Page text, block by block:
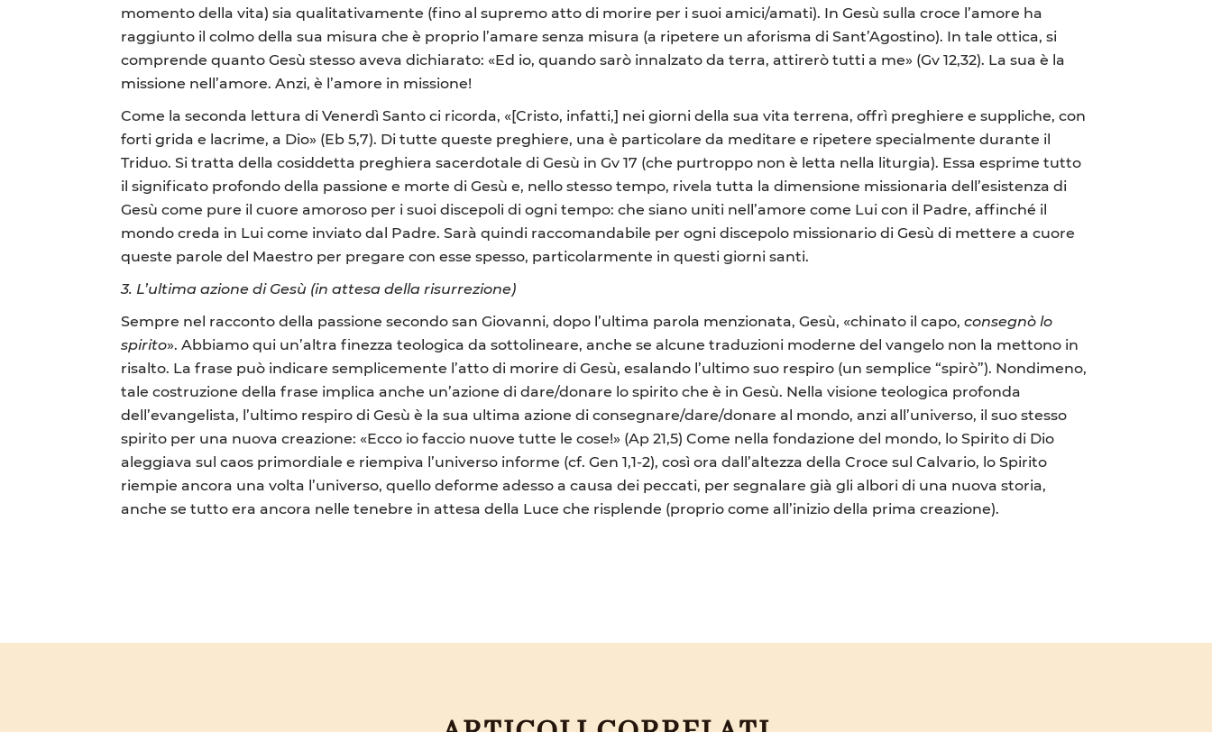
momento della vita) sia qualitativamente (fino al supremo atto di morire per i suoi amici/amati). In Gesù sulla croce l’amore ha
raggiunto il colmo della sua misura che è proprio l’amare senza misura (a ripetere un aforisma di Sant’Agostino). In tale ottica, si
comprende quanto Gesù stesso aveva dichiarato: «Ed io, quando sarò innalzato da terra, attirerò tutti a me» (Gv 12,32). La sua è la
missione nell’amore. Anzi, è l’amore in missione!
Come la seconda lettura di Venerdì Santo ci ricorda, «[Cristo, infatti,] nei giorni della sua vita terrena, offrì preghiere e suppliche, con
forti grida e lacrime, a Dio» (Eb 5,7). Di tutte queste preghiere, una è particolare da meditare e ripetere specialmente durante il
Triduo. Si tratta della cosiddetta preghiera sacerdotale di Gesù in Gv 17 (che purtroppo non è letta nella liturgia). Essa esprime tutto
il significato profondo della passione e morte di Gesù e, nello stesso tempo, rivela tutta la dimensione missionaria dell’esistenza di
Gesù come pure il cuore amoroso per i suoi discepoli di ogni tempo: che siano uniti nell’amore come Lui con il Padre, affinché il
mondo creda in Lui come inviato dal Padre. Sarà quindi raccomandabile per ogni discepolo missionario di Gesù di mettere a cuore
queste parole del Maestro per pregare con esse spesso, particolarmente in questi giorni santi.
3. L’ultima azione di Gesù (in attesa della risurrezione)
Sempre nel racconto della passione secondo san Giovanni, dopo l’ultima parola menzionata, Gesù, «chinato il capo,consegnò lo
spirito». Abbiamo qui un’altra finezza teologica da sottolineare, anche se alcune traduzioni moderne del vangelo non la mettono in
risalto. La frase può indicare semplicemente l’atto di morire di Gesù, esalando l’ultimo suo respiro (un semplice “spirò”). Nondimeno,
tale costruzione della frase implica anche un’azione di dare/donare lo spirito che è in Gesù. Nella visione teologica profonda
dell’evangelista, l’ultimo respiro di Gesù è la sua ultima azione di consegnare/dare/donare al mondo, anzi all’universo, il suo stesso
spirito per una nuova creazione: «Ecco io faccio nuove tutte le cose!» (Ap 21,5) Come nella fondazione del mondo, lo Spirito di Dio
aleggiava sul caos primordiale e riempiva l’universo informe (cf. Gen 1,1-2), così ora dall’altezza della Croce sul Calvario, lo Spirito
riempie ancora una volta l’universo, quello deforme adesso a causa dei peccati, per segnalare già gli albori di una nuova storia,
anche se tutto era ancora nelle tenebre in attesa della Luce che risplende (proprio come all’inizio della prima creazione).